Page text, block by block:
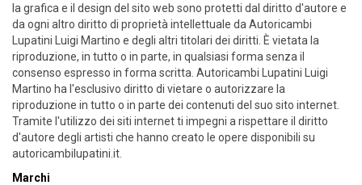
la grafica e il design del sito web sono protetti dal diritto d'autore e
da ogni altro diritto di proprietà intellettuale da Autoricambi
Lupatini Luigi Martino e degli altri titolari dei diritti. È vietata la
riproduzione, in tutto o in parte, in qualsiasi forma senza il
consenso espresso in forma scritta. Autoricambi Lupatini Luigi
Martino ha l'esclusivo diritto di vietare o autorizzare la
riproduzione in tutto o in parte dei contenuti del suo sito internet.
Tramite l'utilizzo dei siti internet ti impegni a rispettare il diritto
d'autore degli artisti che hanno creato le opere disponibili su
autoricambilupatini.it.
Marchi